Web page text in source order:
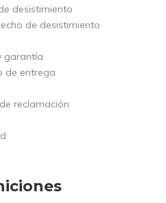
desistimiento
de desistimiento
garantía
de entrega
reclamación